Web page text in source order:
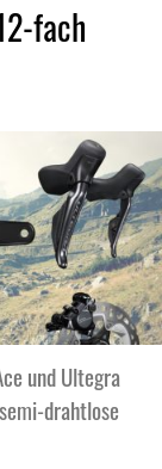
fach
und Ultegra
drahtlose